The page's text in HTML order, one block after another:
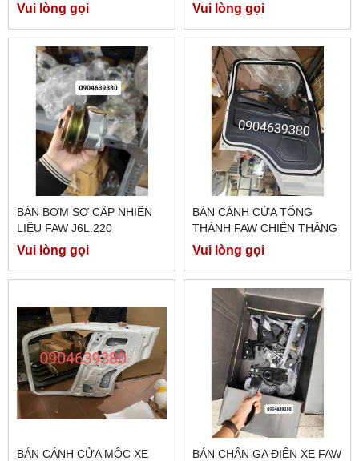
Vui lòng gọi Vui lòng gọi
BÁN BƠM SƠ CẤP NHIÊN
LIỆU FAW J6L.220
Vui lòng gọi
BÁN CÁNH CỬA TỔNG
THÀNH FAW CHIẾN THĂNG
7 TẤN 7
Vui lòng gọi
BÁN CÁNH CỬA MỘC XE
BÁN CHÂN GA ĐIỆN XE FAW